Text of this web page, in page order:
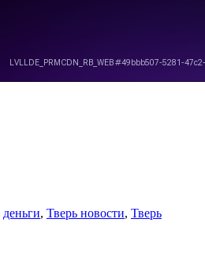
деньги, Тверь новости, Тверь